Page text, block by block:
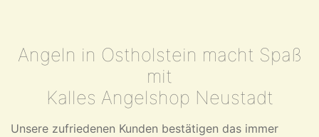
Angeln in Ostholstein macht Spaß
mit
Kalles Angelshop Neustadt
Unsere zufriedenen Kunden bestätigen das immer